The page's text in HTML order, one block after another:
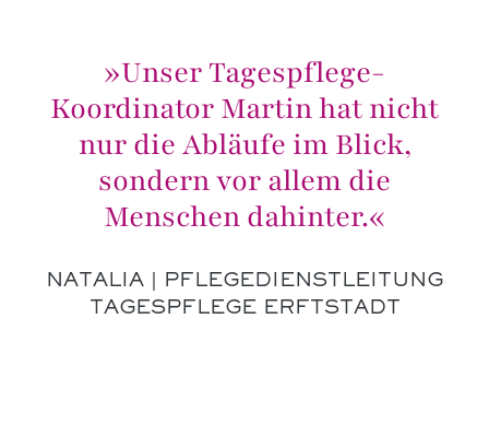
»Unser Tagespflege-
Koordinator Martin hat nicht
nur die Abläufe im Blick,
sondern vor allem die
Menschen dahinter.«
NATALIA | PFLEGEDIENSTLEITUNG
TAGESPFLEGE ERFTSTADT